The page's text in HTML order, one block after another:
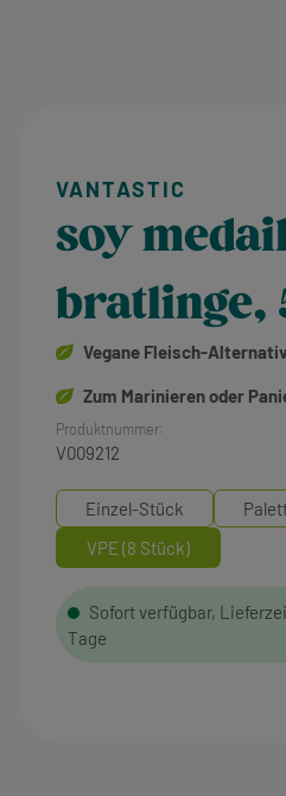
soy
bratlinge,
Vegane Fleisch-
Zum Marinieren oder
Sofort verfügbar,
Tage
Einzel-Stück
VPE (8 Stück)
Produktnummer:
V009212